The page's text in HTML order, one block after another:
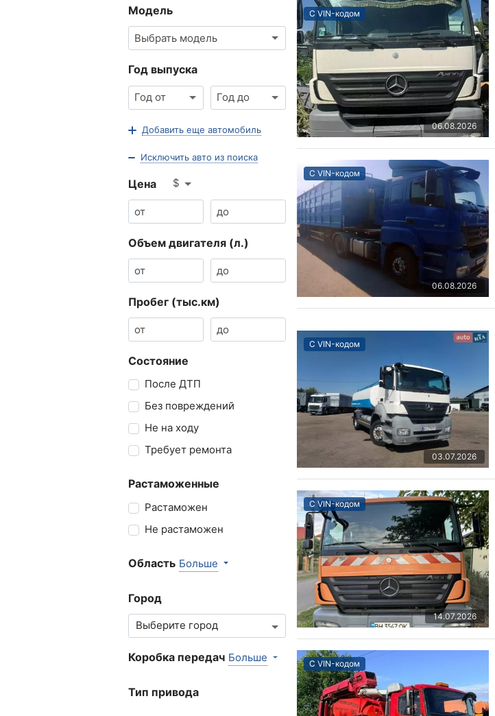
Модель
Выбрать модель
Год выпуска
Год от Год до
Добавить еще автомобиль
Исключить авто из поиска
Цена $
Объем двигателя (л.)
Пробег (тыс.км)
Состояние
После ДТП
Без повреждений
Не на ходу
Требует ремонта
Растаможенные
Растаможен
Не растаможен
Область Больше
Город
Коробка передач Больше
Тип привода
С VIN-кодом
06.08.2026
С VIN-кодом
06.08.2026
С VIN-кодом
03.07.2026
С VIN-кодом
14.07.2026
С VIN-кодом